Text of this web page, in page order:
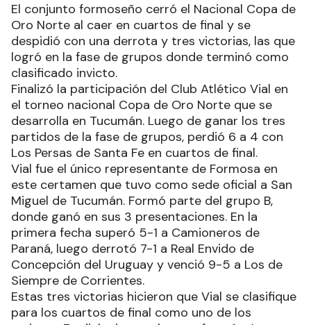
El conjunto formoseño cerró el Nacional Copa de
Oro Norte al caer en cuartos de final y se
despidió con una derrota y tres victorias, las que
logró en la fase de grupos donde terminó como
clasificado invicto.
Finalizó la participación del Club Atlético Vial en
el torneo nacional Copa de Oro Norte que se
desarrolla en Tucumán. Luego de ganar los tres
partidos de la fase de grupos, perdió 6 a 4 con
Los Persas de Santa Fe en cuartos de final.
Vial fue el único representante de Formosa en
este certamen que tuvo como sede oficial a San
Miguel de Tucumán. Formó parte del grupo B,
donde ganó en sus 3 presentaciones. En la
primera fecha superó 5-1 a Camioneros de
Paraná, luego derrotó 7-1 a Real Envido de
Concepción del Uruguay y venció 9-5 a Los de
Siempre de Corrientes.
Estas tres victorias hicieron que Vial se clasifique
para los cuartos de final como uno de los